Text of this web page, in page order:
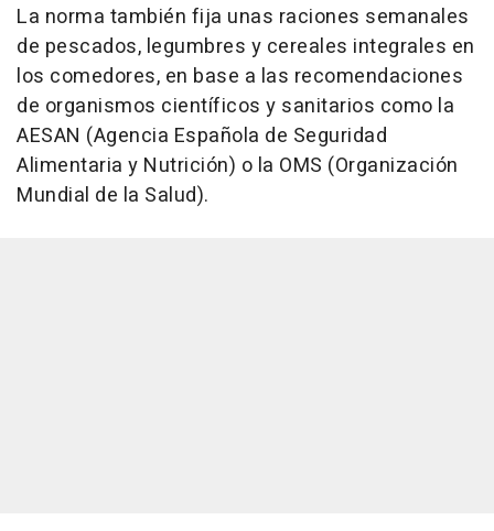
La norma también fija unas raciones semanales
de pescados, legumbres y cereales integrales en
los comedores, en base a las recomendaciones
de organismos científicos y sanitarios como la
AESAN (Agencia Española de Seguridad
Alimentaria y Nutrición) o la OMS (Organización
Mundial de la Salud).